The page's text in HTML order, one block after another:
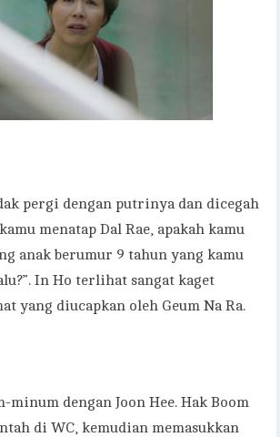
pergi dengan putrinya dan dicegah
menatap Dal Rae, apakah kamu
anak berumur 9 tahun yang kamu
In Ho terlihat sangat kaget
yang diucapkan oleh Geum Na Ra.
minum dengan Joon Hee. Hak Boom
di WC, kemudian memasukkan